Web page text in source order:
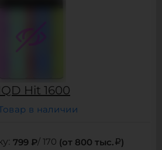
Hit 1600
в наличии
799 ₽/ 170 (от 800 тыс. )